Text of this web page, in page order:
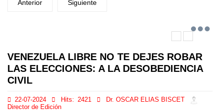
Anterior Siguiente
VENEZUELA LIBRE NO TE DEJES ROBAR
LAS ELECCIONES: A LA DESOBEDIENCIA
CIVIL
22-07-2024 Hits: 2421
Dr. OSCAR ELIAS BISCET
Director de Edición